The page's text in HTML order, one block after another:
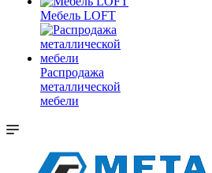
Мебель LOFT
Распродажа
металлической
мебели